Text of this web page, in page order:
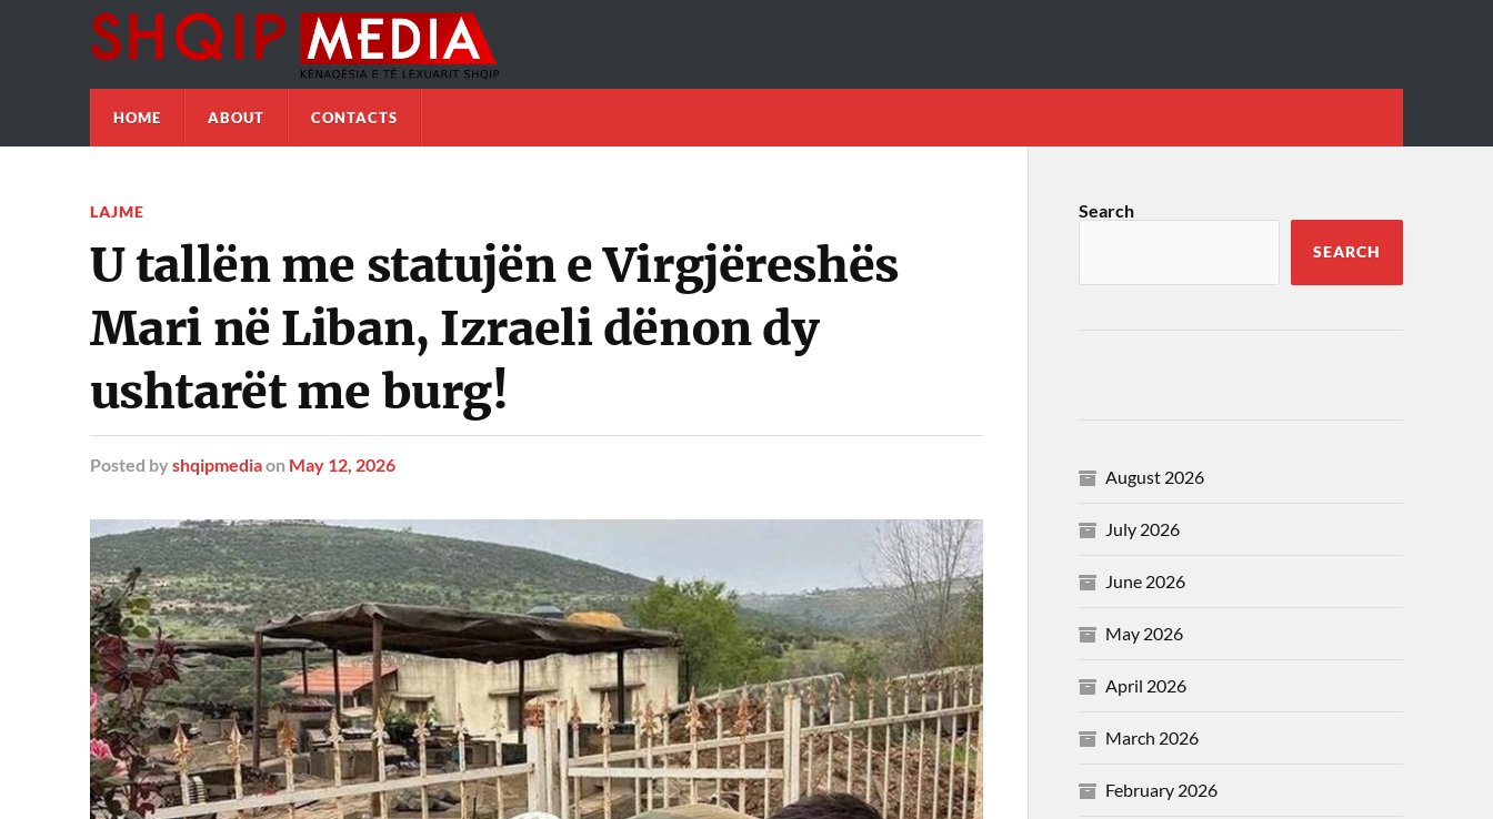
HOME ABOUT CONTACTS
LAJME
U tallën me statujën e Virgjëreshës
Mari në Liban, Izraeli dënon dy
ushtarët me burg!
Posted by shqipmediaon May 12, 2026
Search
SEARCH
August 2026
July 2026
June 2026
May 2026
April 2026
March 2026
February 2026